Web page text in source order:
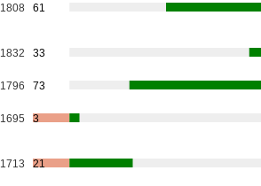
1808 61
1832 33
1796 73
1695 3
1713 21